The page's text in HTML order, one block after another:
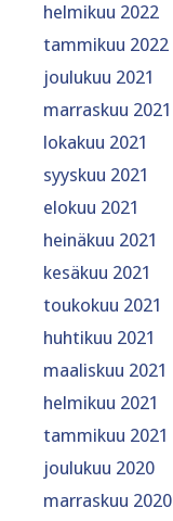
helmikuu 2022
tammikuu 2022
joulukuu 2021
marraskuu 2021
lokakuu 2021
syyskuu 2021
elokuu 2021
heinäkuu 2021
kesäkuu 2021
toukokuu 2021
huhtikuu 2021
maaliskuu 2021
helmikuu 2021
tammikuu 2021
joulukuu 2020
marraskuu 2020